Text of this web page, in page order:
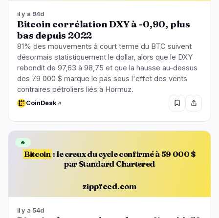
il y a 94d
Bitcoin corrélation DXY à -0,90, plus
bas depuis 2022
81% des mouvements à court terme du BTC suivent
désormais statistiquement le dollar, alors que le DXY
rebondit de 97,63 à 98,75 et que la hausse au-dessus
des 79 000 $ marque le pas sous l'effet des vents
contraires pétroliers liés à Hormuz.
CoinDesk
Bitcoin : le creux du cycle confirmé à 59 000 $
par Standard Chartered
zippfeed.com
🔥
il y a 54d